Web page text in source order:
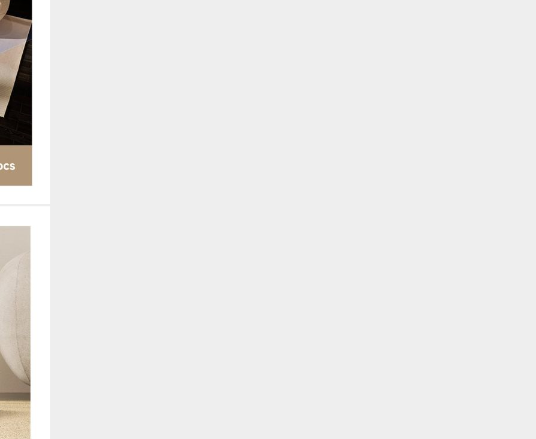
necesarias
para que el sitio web funcione y no se pueden desactivar en nuestros sistemas. Por ejemplo, estas
necesarias te permitirán acceder a tu área de cliente, mantener activa tu sesión mientras navegas o
de compras. También nos permitirán detectar cualquier problema técnico que pueda afectar la
y / o la navegación en el Sitio. Puedes configurar tu navegador para bloquear o ser notificado de la
pero algunas partes del sitio web pueden verse afectadas. Estas cookies no almacenan ninguna
personal.
determinar el número de visitas y las fuentes de tráfico, con el fin de medir y mejorar el rendimiento
También nos ayudan a identificar las páginas más / menos visitadas y a evaluar cómo los visitantes
Si no aceptas estas cookies, no seremos notificados de tu visita a nuestro sitio.
pueden establecer estas cookies en nuestro sitio web. Estas empresas pueden utilizarlas para
y proporcionarte publicidad relevante en otros sitios web. Si no permite estas cookies, tu
dirigida.